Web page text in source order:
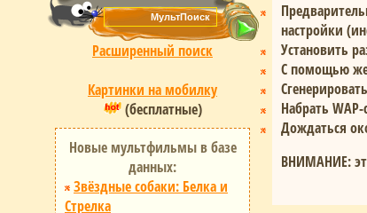
Расширенный поиск
Картинки на мобилку
(бесплатные)
Новые мультфильмы в базе
данных:
Звёздные собаки: Белка и
Стрелка
настройки
Установить
С помощью
Набрать
Дождаться
ВНИМАНИЕ: